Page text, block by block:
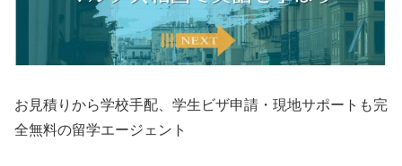
お見積りから学校手配、学生ビザ申請・現地サポートも完
全無料の留学エージェント